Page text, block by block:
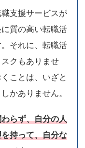
支援サービスが
質の高い転職活
それに、転職活
クもありませ
ことは、いざと
かありません。
らず、自分の人
持って、自分な